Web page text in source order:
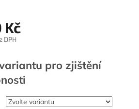
Kč
DPH